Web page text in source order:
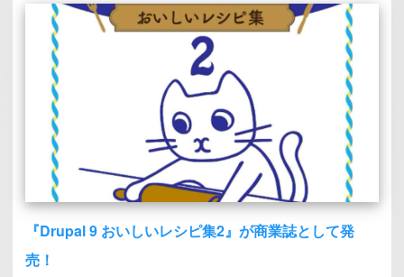
『Drupal 9 おいしいレシピ集2』が商業誌として発
売！